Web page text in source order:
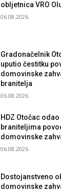
obljetnica VRO
06.08.2026.
Gradonačelnik
uputio čestitku
domovinske
branitelja
06.08.2026.
HDZ Otočac
braniteljima
domovinske
06.08.2026.
Dostojanstveno
domovinske